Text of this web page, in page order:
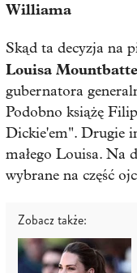
Williama
Skąd ta decyzja na
Louisa
gubernatora
Podobno książę
Dickie'em". Drugie
małego Louisa. Na
wybrane na część
Zobacz także: